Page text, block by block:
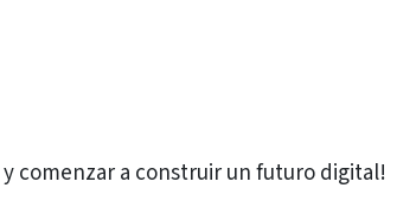
comenzar a construir un futuro digital!